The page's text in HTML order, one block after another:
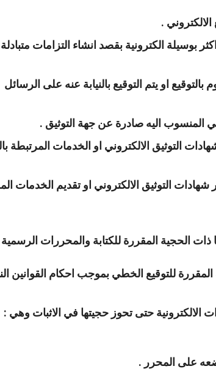
.
بوسيلة الكترونية بقصد انشاء التزامات
او يتم التوقيع بالنيابة عنه على الرسائل
المنسوب اليه صادرة عن جهة التوثيق .
التوثيق الالكتروني او الخدمات المرتبطة
التوثيق الالكتروني او تقديم الخدمات
ذات الحجية المقررة للكتابة والمحررات
للتوقيع الخطي بموجب احكام القوانين
الالكترونية حتى تحوز حجيتها في الاثبات وهي :
على المحرر .